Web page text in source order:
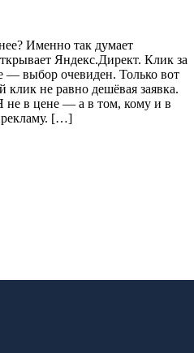
Именно так думает
Яндекс.Директ. Клик за
— выбор очевиден. Только вот
не равно дешёвая заявка.
в цене — а в том, кому и в
рекламу. […]
₽ за